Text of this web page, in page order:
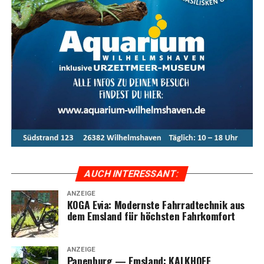
Wave (WA):Tie­fein­stei­ger-Rah­men für maxi­ma­len
Kom­fort und siche­re Fahreigenschaften.
Com­fort: Wei­ter­ent­wi­ckel­ter Wave-Rah­men ohne
Ober­rohr für eine beson­ders auf­rech­te und beque­
me Sitz­po­si­ti­on auf lan­gen Trekking-Touren.
AUCH INTER­ES­SANT:
ANZEIGE
KOGA Evia: Moderns­te Fahr­rad­tech­nik aus
dem Ems­land für höchs­ten Fahrkomfort
ANZEIGE
Papen­burg — Ems­land: KALKHOFF